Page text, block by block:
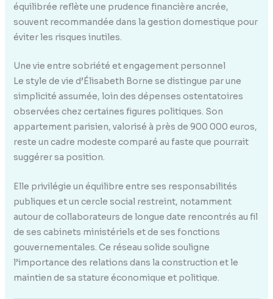
équilibrée reflète une prudence financière ancrée,
souvent recommandée dans la gestion domestique pour
éviter les risques inutiles.
Une vie entre sobriété et engagement personnel
Le style de vie d’Élisabeth Borne se distingue par une
simplicité assumée, loin des dépenses ostentatoires
observées chez certaines figures politiques. Son
appartement parisien, valorisé à près de 900 000 euros,
reste un cadre modeste comparé au faste que pourrait
suggérer sa position.
Elle privilégie un équilibre entre ses responsabilités
publiques et un cercle social restreint, notamment
autour de collaborateurs de longue date rencontrés au fil
de ses cabinets ministériels et de ses fonctions
gouvernementales. Ce réseau solide souligne
l’importance des relations dans la construction et le
maintien de sa stature économique et politique.